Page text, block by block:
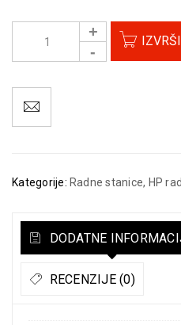
Kategorije: Radne stanice, HP
DODATNE
RECENZIJE (0)